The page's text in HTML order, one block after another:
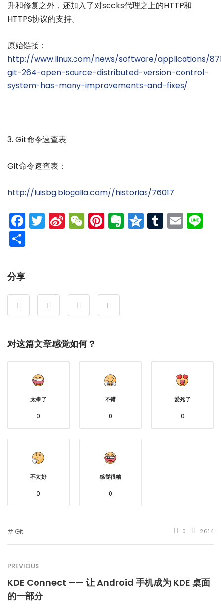
升和修复之外，还加入了对socks代理之上的HTTP和
HTTPS协议的支持。
原始链接：
http://www.linux.com/news/software/applications/
git-264-open-source-distributed-version-control-
system-has-many-improvements-and-fixes/
3. Git命令速查表
Git命令速查表：
http://luisbg.blogalia.com//historias/76017
Facebook
Twitter
Sina
Weibo
WeChat
Pinterest
Evernote
Qzone
Tumblr
分享
对这篇文章感觉如何？
太棒了
0
不错
0
爱死了
0
不太好
0
感觉很糟
0
Git 0 2614
PREVIOUS
KDE Connect —— 让 Android 手机成为 KDE 桌面
的一部分